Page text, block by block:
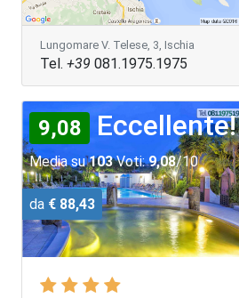
Lungomare V. Telese, 3, Ischia
Tel. +39 081.1975.1975
9,08 Eccellente!
Media su103Voti: 9,08/10
da € 88,43